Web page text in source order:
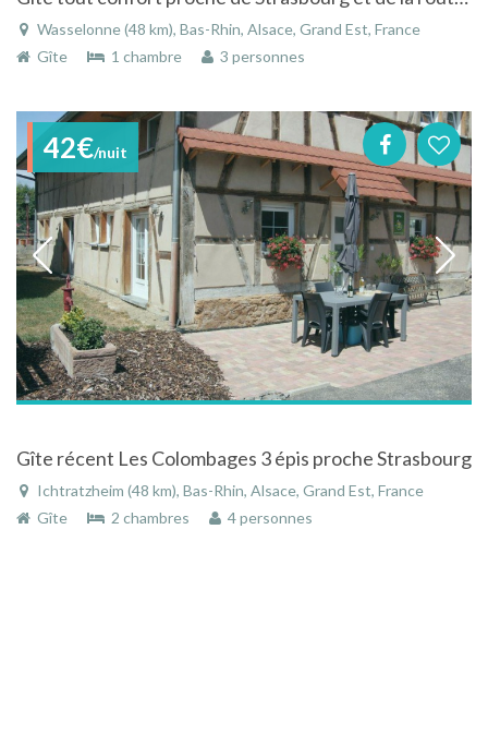
Wasselonne (48 km), Bas-Rhin, Alsace, Grand Est, France
Gîte
1 chambre 3 personnes
42€/nuit
Gîte récent Les Colombages 3 épis proche Strasbourg
Ichtratzheim (48 km), Bas-Rhin, Alsace, Grand Est, France
Gîte
2 chambres 4 personnes